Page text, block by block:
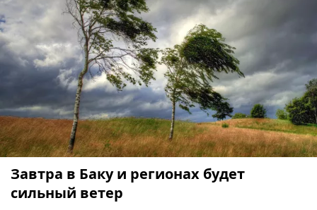
Завтра в Баку и регионах будет
сильный ветер